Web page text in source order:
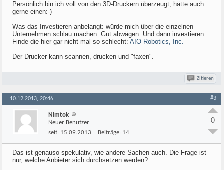
Persönlich bin ich voll von den 3D-Druckern überzeugt, hätte auch
gerne einen:-)
Was das Investieren anbelangt: würde mich über die einzelnen
Unternehmen schlau machen. Gut abwägen. Und dann investieren.
Finde die hier gar nicht mal so schlecht: AIO Robotics, Inc.
Der Drucker kann scannen, drucken und "faxen".
Zitieren
10.12.2013, 20:46 #3
Nimtok
Neuer Benutzer
seit: 15.09.2013 Beiträge: 14
0
Das ist genauso spekulativ, wie andere Sachen auch. Die Frage ist
nur, welche Anbieter sich durchsetzen werden?